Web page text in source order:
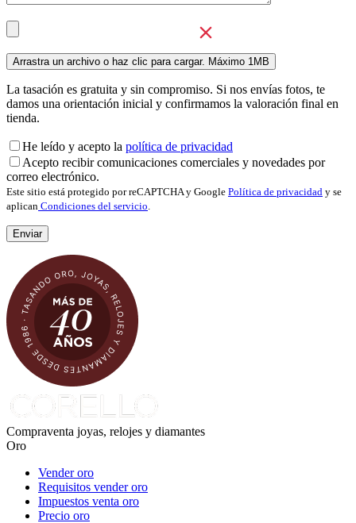
La tasación es gratuita y sin compromiso. Si nos envías fotos, te
damos una orientación inicial y confirmamos la valoración final en
tienda.
He leído y acepto la política de privacidad
Acepto recibir comunicaciones comerciales y novedades por
correo electrónico.
Este sitio está protegido por reCAPTCHA y Google Política de privacidad y se
aplican Condiciones del servicio
Compraventa joyas, relojes y diamantes
Oro
Vender oro
Requisitos vender oro
Impuestos venta oro
Precio oro